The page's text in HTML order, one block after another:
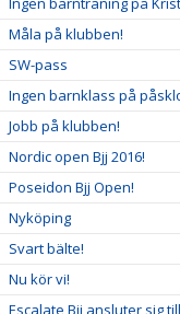
Måla på klubben!
SW-pass
Ingen barnklass på
Jobb på klubben!
Nordic open Bjj 2016!
Poseidon Bjj Open!
Nyköping
Svart bälte!
Nu kör vi!
Escalate Bjj ansluter sig